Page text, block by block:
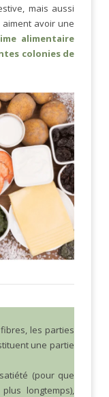
mais aussi
avoir une
alimentaire
colonies de
les parties
une partie
(pour que
longtemps),